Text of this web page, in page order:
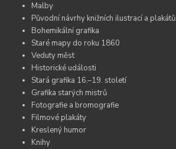
Malby
Původní návrhy knižních ilustrací a plakátů
Bohemikální grafika
Staré mapy do roku 1860
Veduty měst
Historické události
Stará grafika 16.–19. století
Grafika starých mistrů
Fotografie a bromografie
Filmové plakáty
Kreslený humor
Knihy